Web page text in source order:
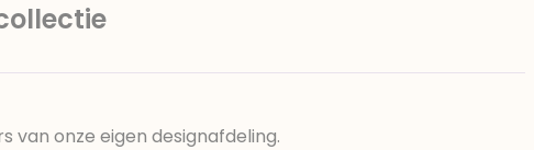
van onze eigen designafdeling.